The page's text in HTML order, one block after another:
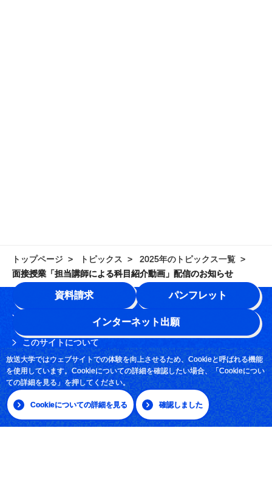
放送大学ではウェブサイトでの体験を向上させるため、Cookieと呼ばれる機能
を使用しています。Cookieについての詳細を確認したい場合、「Cookieについ
ての詳細を見る」を押してください。
Cookieについての詳細を見る 確認しました
資料請求 パンフレット
インターネット出願
トップページ トピックス
2025年のトピックス一覧
面接授業「担当講師による科目紹介動画」配信のお知らせ
このサイトについて
よくある質問
お問い合わせ